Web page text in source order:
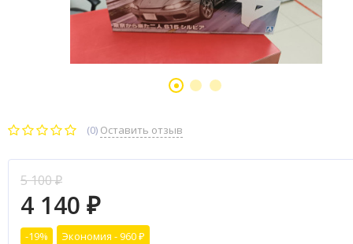
(0) Оставить отзыв
5 100₽
4 140 ₽
-19% Экономия -960 ₽